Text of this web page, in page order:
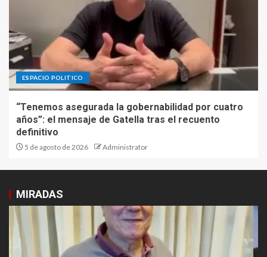
ESPACIO POLITICO
“Tenemos asegurada la gobernabilidad por cuatro
años”: el mensaje de Gatella tras el recuento
definitivo
5 de agosto de 2026 Administrator
MIRADAS